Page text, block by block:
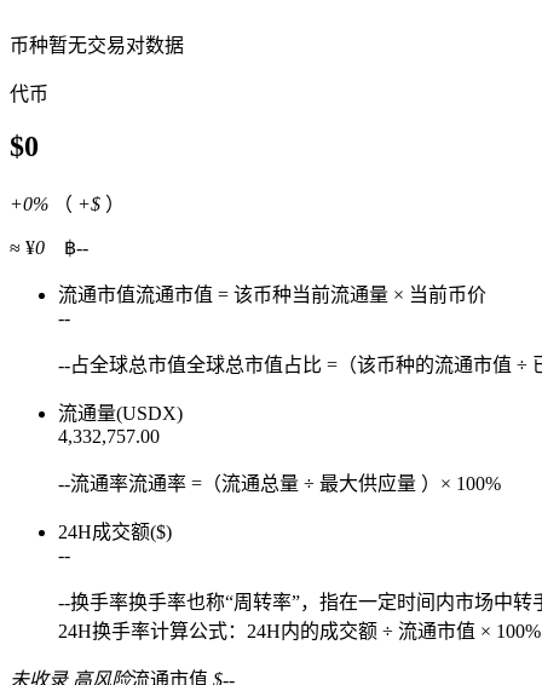
币种暂无交易对数据
代币
$0
+0% （ +$ ）
≈ ¥0 ฿--
流通市值流通市值 = 该币种当前流通量 × 当前币价
--
--占全球总市值全球总市值占比 =（该币种的流通市值 ÷
流通量(USDX)
4,332,757.00
--流通率流通率 =（流通总量 ÷ 最大供应量 ）× 100%
24H成交额($)
--
--换手率换手率也称“周转率”，指在一定时间内市场中转
24H换手率计算公式：24H内的成交额 ÷ 流通市值 × 100%
未收录 高风险流通市值 $--